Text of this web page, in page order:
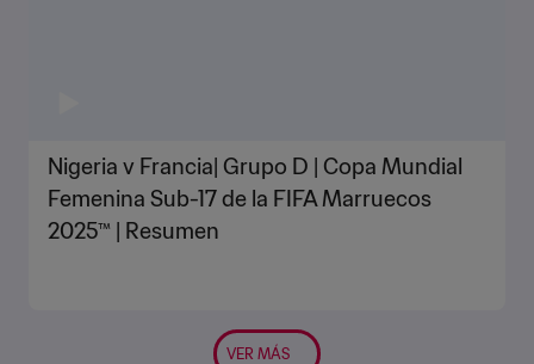
Nigeria v Francia| Grupo D | Copa Mundial
Femenina Sub-17 de la FIFA Marruecos
2025™ | Resumen
VER MÁS